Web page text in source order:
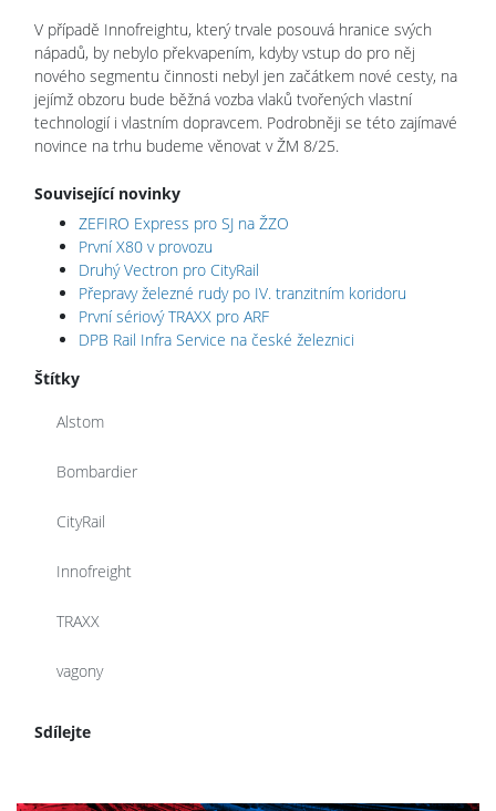
V případě Innofreightu, který trvale posouvá hranice svých
nápadů, by nebylo překvapením, kdyby vstup do pro něj
nového segmentu činnosti nebyl jen začátkem nové cesty, na
jejímž obzoru bude běžná vozba vlaků tvořených vlastní
technologií i vlastním dopravcem. Podrobněji se této zajímavé
novince na trhu budeme věnovat v ŽM 8/25.
Související novinky
ZEFIRO Express pro SJ na ŽZO
První X80 v provozu
Druhý Vectron pro CityRail
Přepravy železné rudy po IV. tranzitním koridoru
První sériový TRAXX pro ARF
DPB Rail Infra Service na české železnici
Štítky
Alstom
Bombardier
CityRail
Innofreight
TRAXX
vagony
Sdílejte